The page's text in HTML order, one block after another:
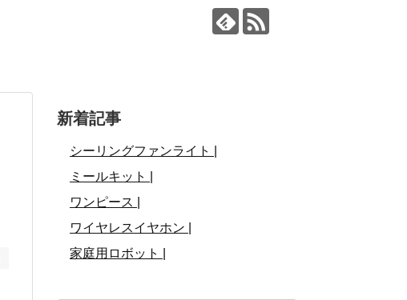
新着記事
シーリングファンライト |
ミールキット |
ワンピース |
ワイヤレスイヤホン |
家庭用ロボット |